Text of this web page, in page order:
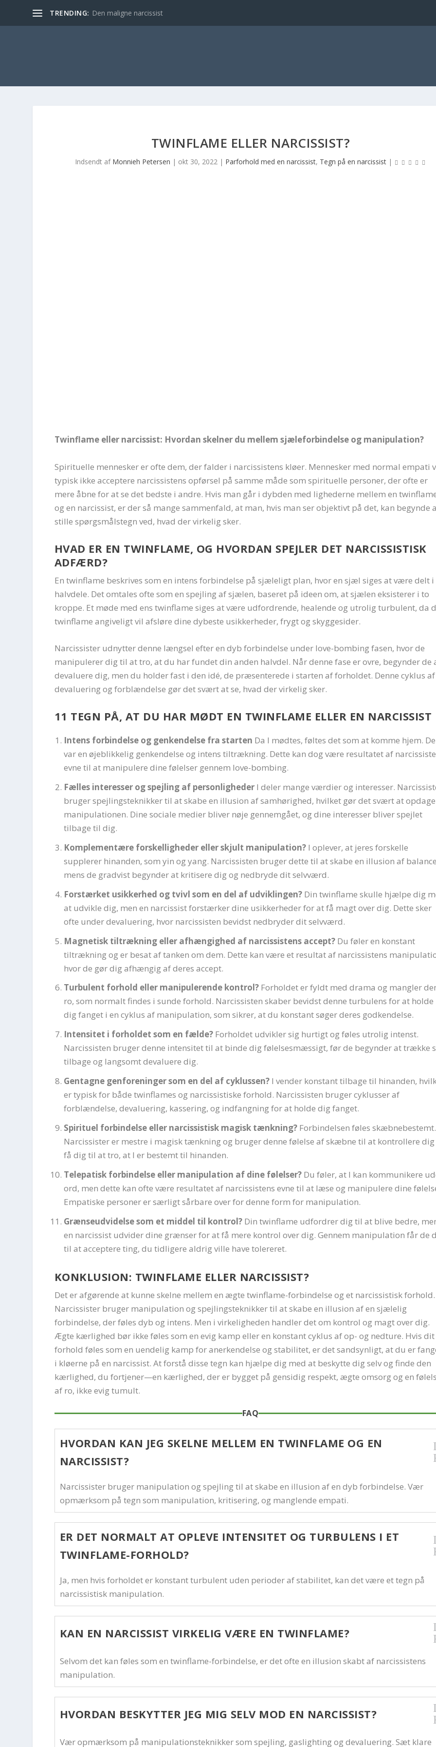
TRENDING: Den maligne narcissist
TWINFLAME ELLER NARCISSIST?
Indsendt af Monnieh Petersen | okt 30, 2022| Parforhold med en narcissist, Tegn på en narcissist|
Twinflame eller narcissist: Hvordan skelner du mellem sjæleforbindelse og manipulation?
Spirituelle mennesker er ofte dem, der falder i narcissistens kløer. Mennesker med normal empati
typisk ikke acceptere narcissistens opførsel på samme måde som spirituelle personer, der ofte er
mere åbne for at se det bedste i andre. Hvis man går i dybden med lighederne mellem en
og en narcissist, er der så mange sammenfald, at man, hvis man ser objektivt på det, kan begynde
stille spørgsmålstegn ved, hvad der virkelig sker.
HVAD ER EN TWINFLAME, OG HVORDAN SPEJLER DET NARCISSISTISK
ADFÆRD?
En twinflame beskrives som en intens forbindelse på sjæleligt plan, hvor en sjæl siges at være delt i
halvdele. Det omtales ofte som en spejling af sjælen, baseret på ideen om, at sjælen eksisterer i to
kroppe. Et møde med ens twinflame siges at være udfordrende, healende og utrolig turbulent, da
twinflame angiveligt vil afsløre dine dybeste usikkerheder, frygt og skyggesider.
Narcissister udnytter denne længsel efter en dyb forbindelse under love-bombing fasen, hvor de
manipulerer dig til at tro, at du har fundet din anden halvdel. Når denne fase er ovre, begynder de
devaluere dig, men du holder fast i den idé, de præsenterede i starten af forholdet. Denne cyklus af
devaluering og forblændelse gør det svært at se, hvad der virkelig sker.
11 TEGN PÅ, AT DU HAR MØDT EN TWINFLAME ELLER EN NARCISSIST
Intens forbindelse og genkendelse fra starten Da I mødtes, føltes det som at komme hjem.
var en øjeblikkelig genkendelse og intens tiltrækning. Dette kan dog være resultatet af
evne til at manipulere dine følelser gennem love-bombing.
Fælles interesser og spejling af personligheder I deler mange værdier og interesser.
bruger spejlingsteknikker til at skabe en illusion af samhørighed, hvilket gør det svært at opdage
manipulationen. Dine sociale medier bliver nøje gennemgået, og dine interesser bliver spejlet
tilbage til dig.
Komplementære forskelligheder eller skjult manipulation? I oplever, at jeres forskelle
supplerer hinanden, som yin og yang. Narcissisten bruger dette til at skabe en illusion af
mens de gradvist begynder at kritisere dig og nedbryde dit selvværd.
Forstærket usikkerhed og tvivl som en del af udviklingen? Din twinflame skulle hjælpe dig
at udvikle dig, men en narcissist forstærker dine usikkerheder for at få magt over dig. Dette sker
ofte under devaluering, hvor narcissisten bevidst nedbryder dit selvværd.
Magnetisk tiltrækning eller afhængighed af narcissistens accept? Du føler en konstant
tiltrækning og er besat af tanken om dem. Dette kan være et resultat af narcissistens
hvor de gør dig afhængig af deres accept.
Turbulent forhold eller manipulerende kontrol? Forholdet er fyldt med drama og mangler
ro, som normalt findes i sunde forhold. Narcissisten skaber bevidst denne turbulens for at holde
dig fanget i en cyklus af manipulation, som sikrer, at du konstant søger deres godkendelse.
Intensitet i forholdet som en fælde? Forholdet udvikler sig hurtigt og føles utrolig intenst.
Narcissisten bruger denne intensitet til at binde dig følelsesmæssigt, før de begynder at trække
tilbage og langsomt devaluere dig.
Gentagne genforeninger som en del af cyklussen? I vender konstant tilbage til hinanden,
er typisk for både twinflames og narcissistiske forhold. Narcissisten bruger cyklusser af
forblændelse, devaluering, kassering, og indfangning for at holde dig fanget.
Spirituel forbindelse eller narcissistisk magisk tænkning? Forbindelsen føles skæbnebestemt.
Narcissister er mestre i magisk tænkning og bruger denne følelse af skæbne til at kontrollere dig
få dig til at tro, at I er bestemt til hinanden.
Telepatisk forbindelse eller manipulation af dine følelser? Du føler, at I kan kommunikere
ord, men dette kan ofte være resultatet af narcissistens evne til at læse og manipulere dine
Empatiske personer er særligt sårbare over for denne form for manipulation.
Grænseudvidelse som et middel til kontrol? Din twinflame udfordrer dig til at blive bedre,
en narcissist udvider dine grænser for at få mere kontrol over dig. Gennem manipulation får de
til at acceptere ting, du tidligere aldrig ville have tolereret.
KONKLUSION: TWINFLAME ELLER NARCISSIST?
Det er afgørende at kunne skelne mellem en ægte twinflame-forbindelse og et narcissistisk forhold.
Narcissister bruger manipulation og spejlingsteknikker til at skabe en illusion af en sjælelig
forbindelse, der føles dyb og intens. Men i virkeligheden handler det om kontrol og magt over dig.
Ægte kærlighed bør ikke føles som en evig kamp eller en konstant cyklus af op- og nedture. Hvis dit
forhold føles som en uendelig kamp for anerkendelse og stabilitet, er det sandsynligt, at du er
i kløerne på en narcissist. At forstå disse tegn kan hjælpe dig med at beskytte dig selv og finde den
kærlighed, du fortjener—en kærlighed, der er bygget på gensidig respekt, ægte omsorg og en
af ro, ikke evig tumult.
FAQ
HVORDAN KAN JEG SKELNE MELLEM EN TWINFLAME OG EN
NARCISSIST?
Narcissister bruger manipulation og spejling til at skabe en illusion af en dyb forbindelse. Vær
opmærksom på tegn som manipulation, kritisering, og manglende empati.
ER DET NORMALT AT OPLEVE INTENSITET OG TURBULENS I ET
TWINFLAME-FORHOLD?
Ja, men hvis forholdet er konstant turbulent uden perioder af stabilitet, kan det være et tegn på
narcissistisk manipulation.
KAN EN NARCISSIST VIRKELIG VÆRE EN TWINFLAME?
Selvom det kan føles som en twinflame-forbindelse, er det ofte en illusion skabt af narcissistens
manipulation.
HVORDAN BESKYTTER JEG MIG SELV MOD EN NARCISSIST?
Vær opmærksom på manipulationsteknikker som spejling, gaslighting og devaluering. Sæt klare